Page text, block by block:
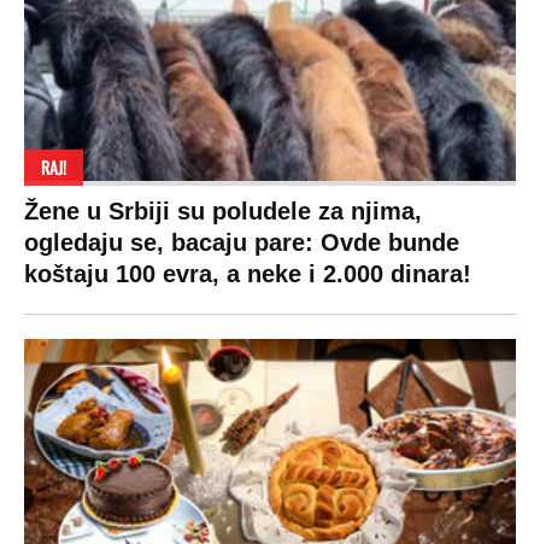
Hi-Tech
Kultura
Crna Gora
Makedonija
Auto
Uslovi korišćenja
Politika privatnosti
Privacy policy
Terms of service
Prijatelji sajta
Copyright © Espreso.co.rs 2026. Sva prava zadržana. Mondo inc.